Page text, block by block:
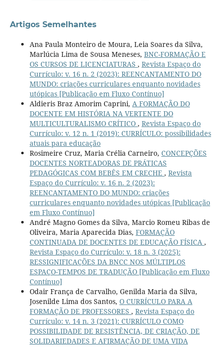
Artigos Semelhantes
Ana Paula Monteiro de Moura, Leia Soares da Silva,
Marlúcia Lima de Sousa Meneses, BNC-FORMAÇÃO E
OS CURSOS DE LICENCIATURAS , Revista Espaço do
Currículo: v. 16 n. 2 (2023): REENCANTAMENTO DO
MUNDO: criações curriculares enquanto novidades
utópicas [Publicação em Fluxo Contínuo]
Aldieris Braz Amorim Caprini, A FORMAÇÃO DO
DOCENTE EM HISTÓRIA NA VERTENTE DO
MULTICULTURALISMO CRÍTICO , Revista Espaço do
Currículo: v. 12 n. 1 (2019): CURRÍCULO: possibilidades
atuais para educação
Rosimeire Cruz, Maria Crélia Carneiro, CONCEPÇÕES
DOCENTES NORTEADORAS DE PRÁTICAS
PEDAGÓGICAS COM BEBÊS EM CRECHE , Revista
Espaço do Currículo: v. 16 n. 2 (2023):
REENCANTAMENTO DO MUNDO: criações
curriculares enquanto novidades utópicas [Publicação
em Fluxo Contínuo]
André Magno Gomes da Silva, Marcio Romeu Ribas de
Oliveira, Maria Aparecida Dias, FORMAÇÃO
CONTINUADA DE DOCENTES DE EDUCAÇÃO FÍSICA ,
Revista Espaço do Currículo: v. 18 n. 3 (2025):
RESSIGNIFICAÇÕES DA BNCC NOS MÚLTIPLOS
ESPAÇO-TEMPOS DE TRADUÇÃO [Publicação em Fluxo
Contínuo]
Odair França de Carvalho, Genilda Maria da Silva,
Josenilde Lima dos Santos, O CURRÍCULO PARA A
FORMAÇÃO DE PROFESSORES , Revista Espaço do
Currículo: v. 14 n. 3 (2021): CURRÍCULO COMO
POSSIBILIDADE DE RESISTÊNCIA, DE CRIAÇÃO, DE
SOLIDARIEDADES E AFIRMAÇÃO DE UMA VIDA